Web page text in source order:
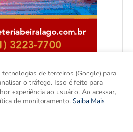
de terceiros (Google) para
o tráfego. Isso é feito para
experiência ao usuário. Ao acessar,
de monitoramento. Saiba Mais